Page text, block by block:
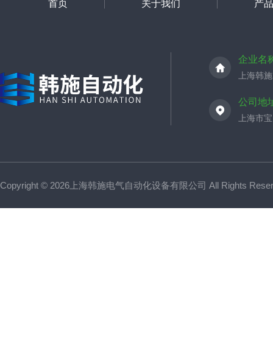
首页 关于我们 产
企业名
上海韩
公司地
上海市
Copyright © 2026上海韩施电气自动化设备有限公司 All Rights